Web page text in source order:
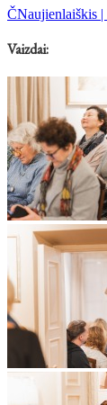
ČNaujienlaiškis
Vaizdai: